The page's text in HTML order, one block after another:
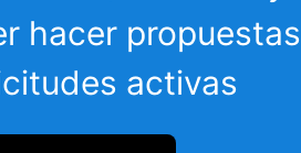
hacer propuestas
activas